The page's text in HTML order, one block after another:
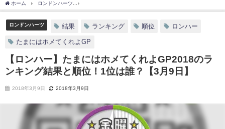
ホーム ロンドンハーツ
ロンドンハーツ 結果 ランキング 順位 ロンハー
たまにはホメてくれよGP
【ロンハー】たまにはホメてくれよGP2018のラ
ンキング結果と順位！1位は誰？【3月9日】
2018年3月9日 2018年3月9日